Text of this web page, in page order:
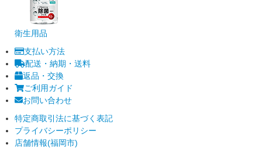
衛生用品
支払い方法
配送・納期・送料
返品・交換
ご利用ガイド
お問い合わせ
特定商取引法に基づく表記
プライバシーポリシー
店舗情報(福岡市)